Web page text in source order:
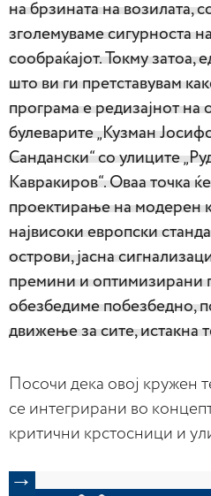
на брзината на возилата,
зголемуваме сигурноста
сообраќајот. Токму затоа,
што ви ги претставувам
програма е редизајнот на
булеварите „Кузман
Сандански“ со улиците
Кавракиров“. Оваа точка
проектирање на модерен
највисоки европски
острови, јасна
премини и оптимизирани
обезбедиме побезбедно,
движење за сите, истакна
Посочи дека овој кружен
се интегрирани во
критични крстосници и